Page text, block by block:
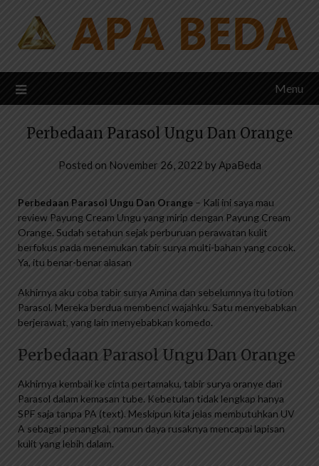
content
Menu
Perbedaan Parasol Ungu Dan Orange
Posted on November 26, 2022 byApaBeda
Perbedaan Parasol Ungu Dan Orange – Kali ini saya mau
review Payung Cream Ungu yang mirip dengan Payung Cream
Orange. Sudah setahun sejak perburuan perawatan kulit
berfokus pada menemukan tabir surya multi-bahan yang cocok.
Ya, itu benar-benar alasan
Akhirnya aku coba tabir surya Amina dan sebelumnya itu lotion
Parasol. Mereka berdua membenci wajahku. Satu menyebabkan
berjerawat, yang lain menyebabkan komedo.
Perbedaan Parasol Ungu Dan Orange
Akhirnya kembali ke cinta pertamaku, tabir surya oranye dari
Parasol dalam kemasan tube. Kebetulan tidak lengkap hanya
SPF saja tanpa PA (text). Meskipun kita jelas membutuhkan UV
A sebagai penangkal, namun daya rusaknya mencapai lapisan
kulit yang lebih dalam.